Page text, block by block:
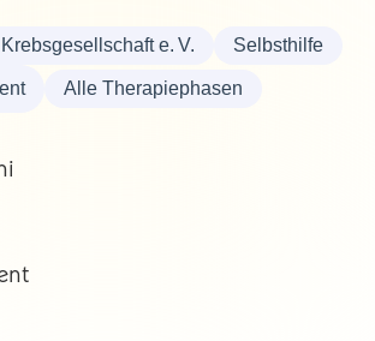
e. V. Selbsthilfe
Alle Therapiephasen